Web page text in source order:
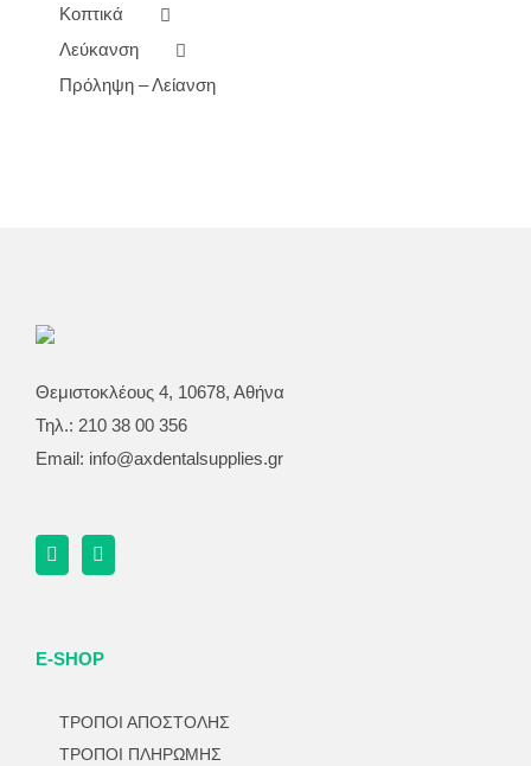
Κοπτικά
Λεύκανση
Πρόληψη – Λείανση
Θεμιστοκλέους 4, 10678, Αθήνα
Τηλ.: 210 38 00 356
Email: info@axdentalsupplies.gr
E-SHOP
ΤΡΟΠΟΙ ΑΠΟΣΤΟΛΗΣ
ΤΡΟΠΟΙ ΠΛΗΡΩΜΗΣ